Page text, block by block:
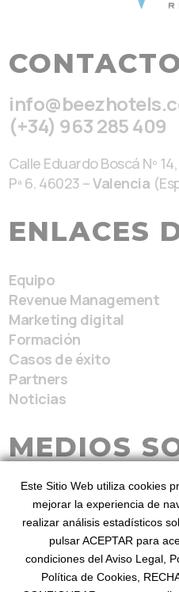
(+34) 963 285 409
Calle Eduardo Boscá Nº 14,
Pª 6. 46023 –Valencia
ENLACES
Equipo
Revenue Management
Marketing digital
Formación
Casos de éxito
Partners
Noticias
MEDIOS
BeezHotels, Revenue
Este Sitio Web utiliza cookies
mejorar la experiencia de
realizar análisis estadísticos
pulsar ACEPTAR para
condiciones del Aviso Legal,
Política de Cookies,